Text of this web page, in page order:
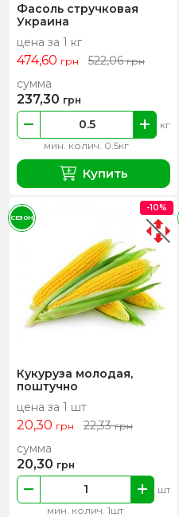
Фасоль стручковая
Украина
цена за 1 кг
474,60 грн 522,06грн
мин. колич. 0.5кг
кг
сумма
237,30 грн
Купить
Кукуруза молодая,
поштучно
цена за 1 шт
20,30 грн 22,33грн
мин. колич. 1шт
шт
сумма
20,30 грн
-10%
СЕЗОН